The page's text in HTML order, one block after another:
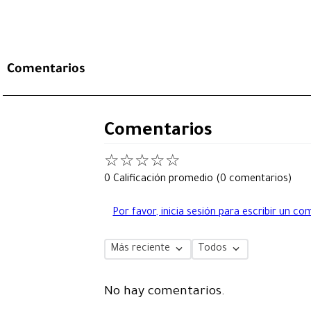
Comentarios
Comentarios
☆☆☆☆☆
0 Calificación promedio (0 comentarios)
Por favor, inicia sesión para escribir un
Más reciente Todos
No hay comentarios.